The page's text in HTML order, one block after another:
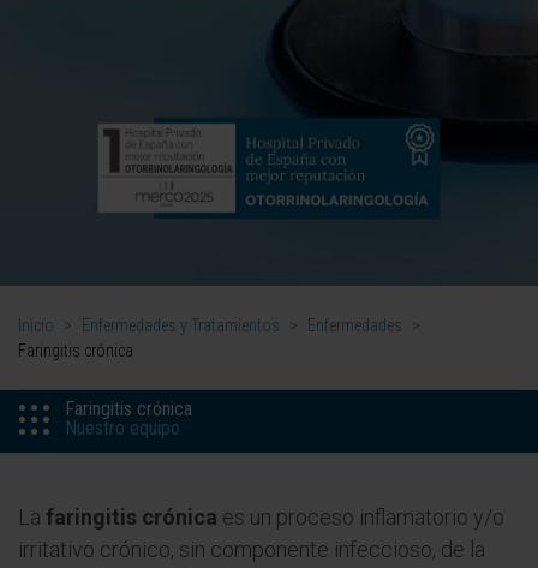
Inicio > Enfermedades y Tratamientos > Enfermedades
>
Faringitis crónica
Faringitis crónica
Nuestro equipo
La faringitis crónica es un proceso inflamatorio y/o
irritativo crónico, sin componente infeccioso, de la